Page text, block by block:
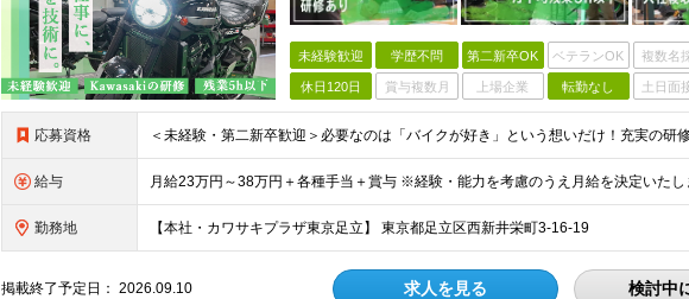
未経験歓迎 学歴不問 第二新卒OK ベテランOK 複数名
休日120日 賞与複数月 上場企業 転勤なし 土日面
応募資格
給与
勤務地 【本社・カワサキプラザ東京足立】 東京都足立区西新井栄町3-16-19
掲載終了予定日：2026.09.10 求人を見る 検討中